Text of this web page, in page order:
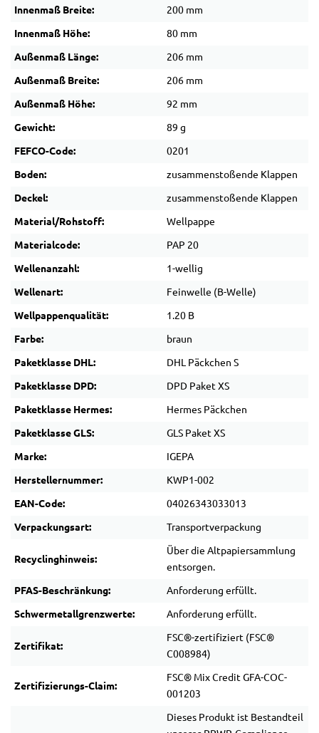
Innenmaß Breite: 200 mm
Innenmaß Höhe: 80 mm
Außenmaß Länge: 206 mm
Außenmaß Breite: 206 mm
Außenmaß Höhe: 92 mm
Gewicht: 89 g
FEFCO-Code: 0201
Boden: zusammenstoßende Klappen
Deckel: zusammenstoßende Klappen
Material/Rohstoff: Wellpappe
Materialcode: PAP 20
Wellenanzahl: 1-wellig
Wellenart: Feinwelle (B-Welle)
Wellpappenqualität: 1.20 B
Farbe: braun
Paketklasse DHL: DHL Päckchen S
Paketklasse DPD: DPD Paket XS
Paketklasse Hermes: Hermes Päckchen
Paketklasse GLS: GLS Paket XS
Marke: IGEPA
Herstellernummer: KWP1-002
EAN-Code: 04026343033013
Verpackungsart: Transportverpackung
Recyclinghinweis:
Über die Altpapiersammlung
entsorgen.
PFAS-Beschränkung: Anforderung erfüllt.
Schwermetallgrenzwerte: Anforderung erfüllt.
Zertifikat:
FSC®-zertifiziert (FSC®
C008984)
Zertifizierungs-Claim:
FSC® Mix Credit GFA-COC-
001203
Dieses Produkt ist Bestandteil